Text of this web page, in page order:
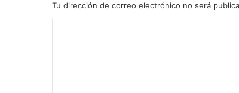
Tu dirección de correo electrónico no será